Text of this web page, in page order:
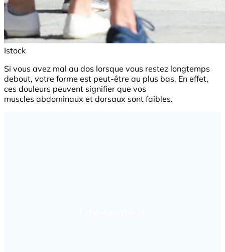
Istock
Si vous avez mal au dos lorsque vous restez longtemps
debout, votre forme est peut-être au plus bas. En effet,
ces douleurs peuvent signifier que vos
muscles abdominaux et dorsaux sont faibles.